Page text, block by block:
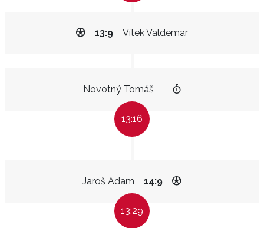
Vítek Valdemar
13:9
Novotný Tomáš
13:16
Jaroš Adam 14:9
13:29